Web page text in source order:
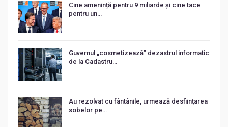
Cine amenință pentru 9 miliarde și cine tace
pentru un…
Guvernul „cosmetizează” dezastrul informatic
de la Cadastru…
Au rezolvat cu fântânile, urmează desființarea
sobelor pe…